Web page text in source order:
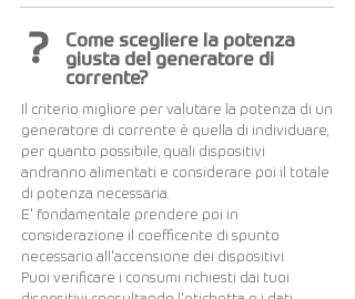
?
Come scegliere la potenza
giusta del generatore di
corrente?
Il criterio migliore per valutare la potenza di un
generatore di corrente è quella di individuare,
per quanto possibile, quali dispositivi
andranno alimentati e considerare poi il totale
di potenza necessaria.
E' fondamentale prendere poi in
considerazione il coefficente di spunto
necessario all'accensione dei dispositivi.
Puoi verificare i consumi richiesti dai tuoi